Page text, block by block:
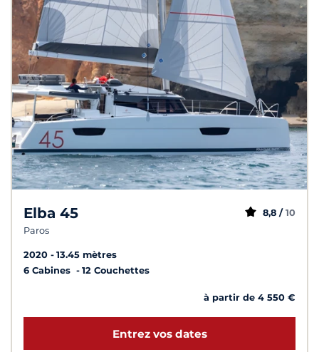
Elba 45
Paros
8,8 / 10
2020
13.45 mètres
6 Cabines
12 Couchettes
à partir de 4 550 €
Entrez vos dates